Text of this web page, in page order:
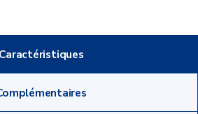
Caractéristiques